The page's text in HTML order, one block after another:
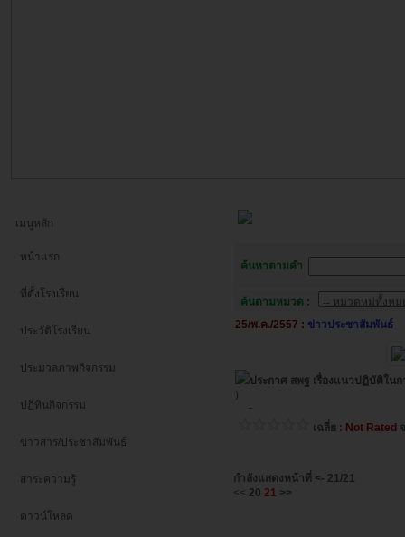
เมนูหลัก
หน้าแรก
ที่ตั้งโรงเรียน
ประวัติโรงเรียน
ประมวลภาพกิจกรรม
ปฏิทินกิจกรรม
ข่าวสาร/ประชาสัมพันธ์
สาระความรู้
ดาวน์โหลด
ค้นหาตามคำ
ค้นตามหมวด :
25/พ.ค./2557 : ข่าวประชาสัมพันธ์
ประกาศ สพฐ เรื่องแนวปฏิบัติใน
)
-
เฉลี่ย : Not Rated
กำลังแสดงหน้าที่ <- 21/21
<< 20 21 >>